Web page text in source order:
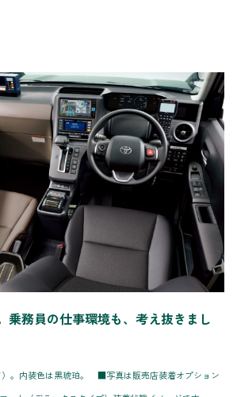
乗務員の仕事環境も、考え抜きまし
。内装色は黒琥珀。 ■写真は販売店装着オプション